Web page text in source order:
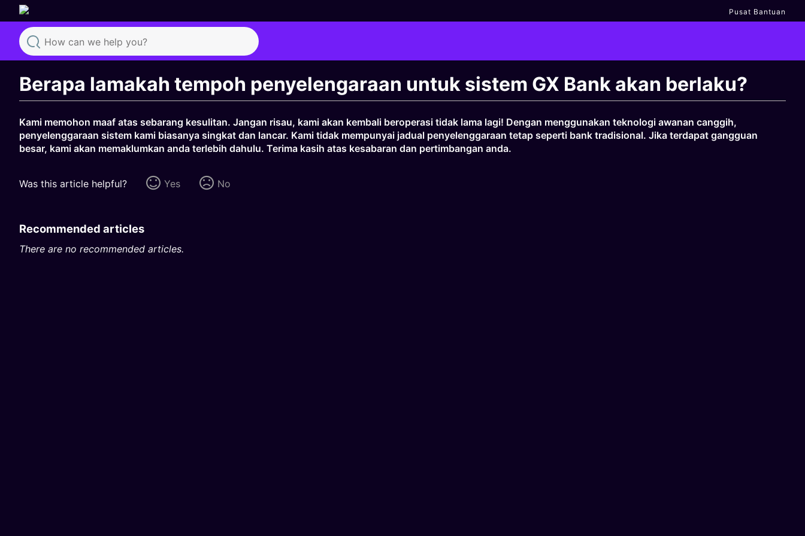
Pusat Bantuan
Search
Berapa lamakah tempoh penyelengaraan untuk sistem GX Bank akan berlaku?
Kami memohon maaf atas sebarang kesulitan. Jangan risau, kami akan kembali beroperasi tidak lama lagi! Dengan menggunakan teknologi awanan canggih,
penyelenggaraan sistem kami biasanya singkat dan lancar. Kami tidak mempunyai jadual penyelenggaraan tetap seperti bank tradisional. Jika terdapat gangguan
besar, kami akan memaklumkan anda terlebih dahulu. Terima kasih atas kesabaran dan pertimbangan anda.
Was this article helpful? Yes No
Recommended articles
There are no recommended articles.